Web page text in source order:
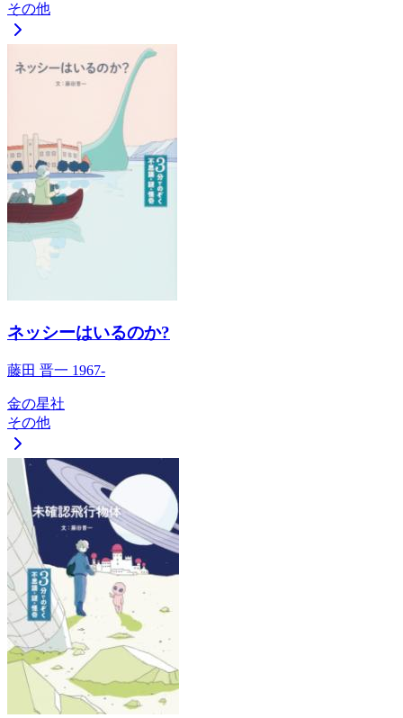
その他
ネッシーはいるのか?
藤田 晋一 1967-
金の星社
その他